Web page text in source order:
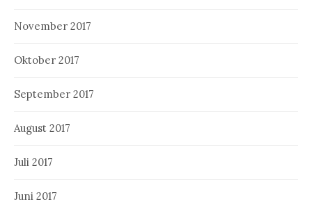
November 2017
Oktober 2017
September 2017
August 2017
Juli 2017
Juni 2017